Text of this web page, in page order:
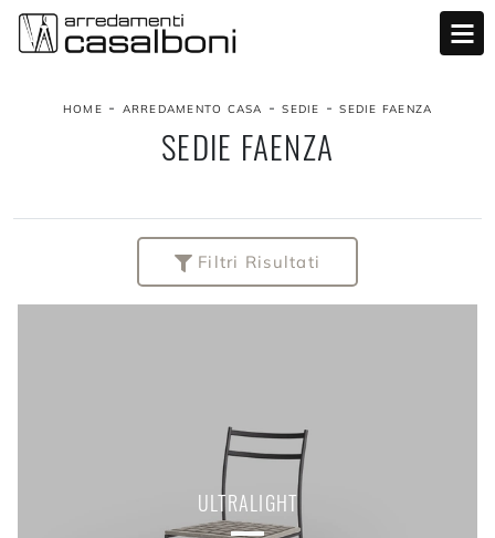
HOME - ARREDAMENTO CASA -SEDIE -SEDIE FAENZA
SEDIE FAENZA
Filtri Risultati
ULTRALIGHT